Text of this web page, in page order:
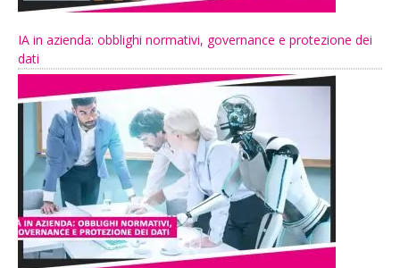
IA in azienda: obblighi normativi, governance e protezione dei
dati